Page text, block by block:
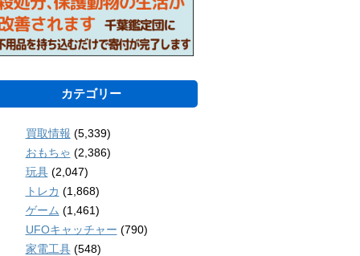
カテゴリー
買取情報 (5,339)
おもちゃ (2,386)
玩具(2,047)
トレカ (1,868)
ゲーム (1,461)
UFOキャッチャー (790)
家電工具(548)